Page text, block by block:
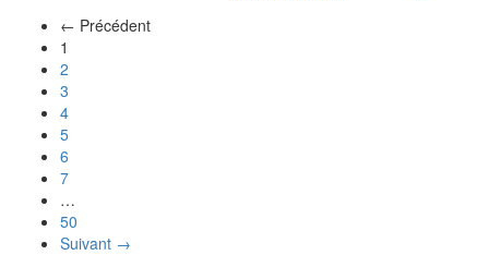
← Précédent
1
2
3
4
5
6
7
…
50
Suivant →